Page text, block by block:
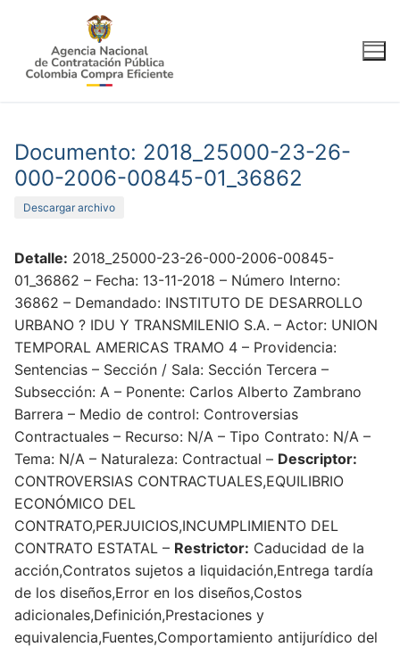
contenido
Documento: 2018_25000-23-26-
000-2006-00845-01_36862
Descargar archivo
Detalle: 2018_25000-23-26-000-2006-00845-
01_36862 – Fecha: 13-11-2018 – Número Interno:
36862 – Demandado: INSTITUTO DE DESARROLLO
URBANO ? IDU Y TRANSMILENIO S.A. – Actor: UNION
TEMPORAL AMERICAS TRAMO 4 – Providencia:
Sentencias – Sección / Sala: Sección Tercera –
Subsección: A – Ponente: Carlos Alberto Zambrano
Barrera – Medio de control: Controversias
Contractuales – Recurso: N/A – Tipo Contrato: N/A –
Tema: N/A – Naturaleza: Contractual – Descriptor:
CONTROVERSIAS CONTRACTUALES,EQUILIBRIO
ECONÓMICO DEL
CONTRATO,PERJUICIOS,INCUMPLIMIENTO DEL
CONTRATO ESTATAL – Restrictor: Caducidad de la
acción,Contratos sujetos a liquidación,Entrega tardía
de los diseños,Error en los diseños,Costos
adicionales,Definición,Prestaciones y
equivalencia,Fuentes,Comportamiento antijurídico del